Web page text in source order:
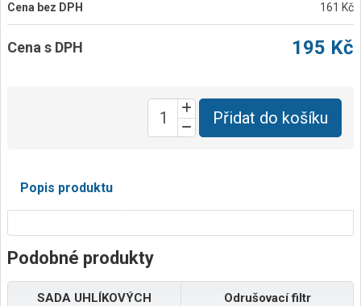
Cena bez DPH 161 Kč
Cena s DPH 195 Kč
Přidat do košíku
Popis produktu
Podobné produkty
SADA UHLÍKOVÝCH
Odrušovací filtr